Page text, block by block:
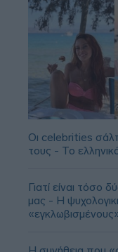
Οι celebrities
τους - Το
Γιατί είναι τόσο
μας - Η